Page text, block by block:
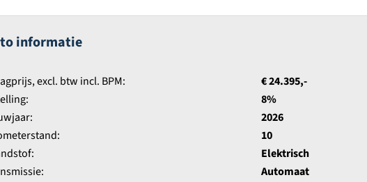
informatie
excl. btw incl. BPM:
€ 24.395,-
8%
2026
10
Elektrisch
Automaat